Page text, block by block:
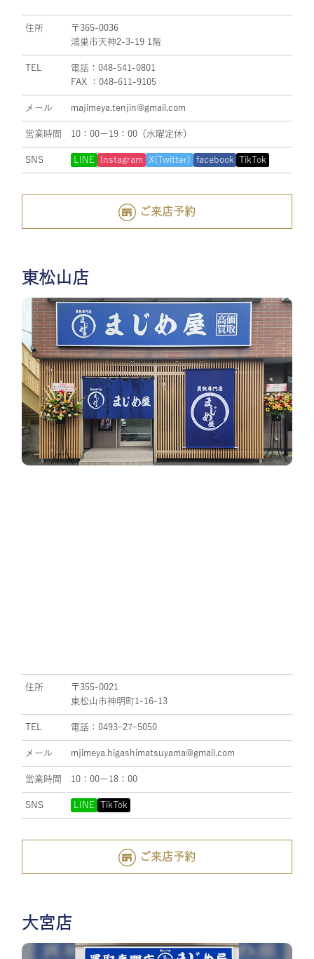
住所
〒365-0036
鴻巣市天神2-3-19 1階
TEL
電話：048-541-0801
FAX ：048-611-9105
メール majimeya.tenjin@gmail.com
営業時間 10：00ー19：00（水曜定休）
SNS LINE Instagram X(Twitter) facebook TikTok
ご来店予約
東松山店
住所
〒355-0021
東松山市神明町1-16-13
TEL 電話：0493ｰ27ｰ5050
メール mjimeya.higashimatsuyama@gmail.com
営業時間 10：00ー18：00
SNS LINE TikTok
ご来店予約
大宮店